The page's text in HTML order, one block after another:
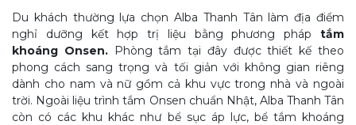
Du khách thường lựa chọn Alba Thanh Tân làm địa điểm
nghỉ dưỡng kết hợp trị liệu bằng phương pháp tắm
khoáng Onsen. Phòng tắm tại đây được thiết kế theo
phong cách sang trọng và tối giản với không gian riêng
dành cho nam và nữ gồm cả khu vực trong nhà và ngoài
trời. Ngoài liệu trình tắm Onsen chuẩn Nhật, Alba Thanh Tân
còn có các khu khác như bể sục áp lực, bể tắm khoáng